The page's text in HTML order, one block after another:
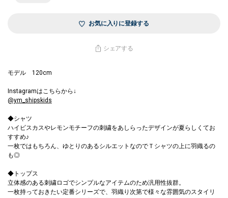
お気に入りに登録する
シェアする
モデル 120cm
Instagramはこちらから↓
@ym_shipskids
◆シャツ
ハイビスカスやレモンモチーフの刺繍をあしらったデザインが夏らしくてお
すすめ♪
一枚ではもちろん、ゆとりのあるシルエットなのでＴシャツの上に羽織るの
も◎
◆トップス
立体感のある刺繍ロゴでシンプルなアイテムのため汎用性抜群。
一枚持っておきたい定番シリーズで、羽織り次第で様々な雰囲気のスタイリ